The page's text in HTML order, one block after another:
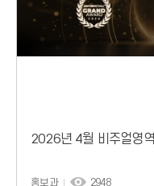
2026년 4월 비주얼영역
홍보과 2948